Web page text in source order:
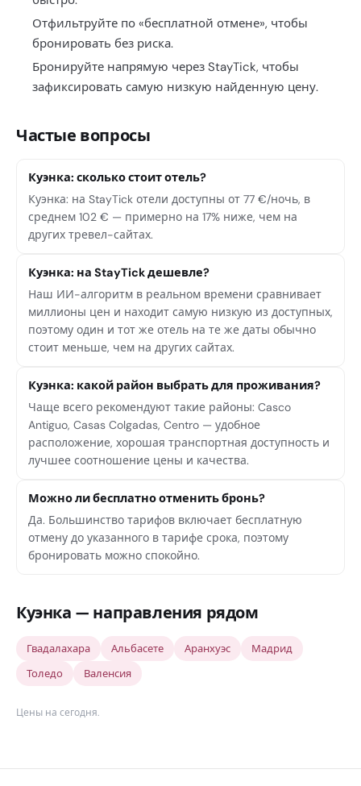
Отфильтруйте по «бесплатной отмене», чтобы
бронировать без риска.
Бронируйте напрямую через StayTick, чтобы
зафиксировать самую низкую найденную цену.
Частые вопросы
Куэнка: сколько стоит отель?
Куэнка: на StayTick отели доступны от 77 €/ночь, в
среднем 102 € — примерно на 17% ниже, чем на
других тревел-сайтах.
Куэнка: на StayTick дешевле?
Наш ИИ-алгоритм в реальном времени сравнивает
миллионы цен и находит самую низкую из доступных,
поэтому один и тот же отель на те же даты обычно
стоит меньше, чем на других сайтах.
Куэнка: какой район выбрать для проживания?
Чаще всего рекомендуют такие районы: Casco
Antiguo, Casas Colgadas, Centro — удобное
расположение, хорошая транспортная доступность и
лучшее соотношение цены и качества.
Можно ли бесплатно отменить бронь?
Да. Большинство тарифов включает бесплатную
отмену до указанного в тарифе срока, поэтому
бронировать можно спокойно.
Куэнка — направления рядом
Гвадалахара Альбасете Аранхуэс
Мадрид
Толедо
Валенсия
Цены на сегодня.